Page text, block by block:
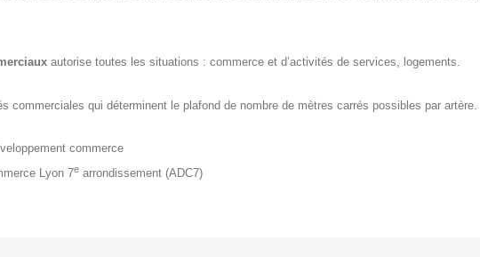
autorise toutes les situations : commerce et d’activités de services, logements.
commerciales qui déterminent le plafond de nombre de mètres carrés possibles par artère.
commerce
Lyon 7e arrondissement (ADC7)